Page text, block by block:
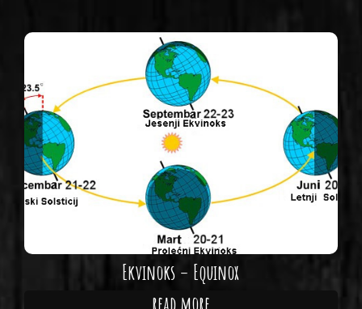
Ekvinoks – Equinox
read more